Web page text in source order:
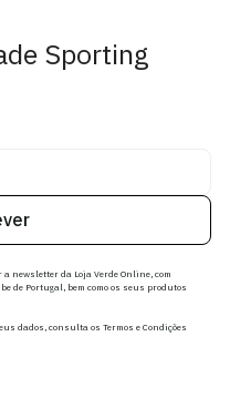
Sporting
newsletter da Loja Verde Online, com
de Portugal, bem como os seus produtos
dados, consulta os Termos e Condições